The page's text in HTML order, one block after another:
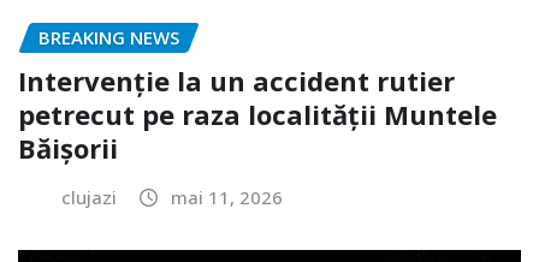
BREAKING NEWS
Intervenție la un accident rutier
petrecut pe raza localității Muntele
Băișorii
clujazi mai 11, 2026